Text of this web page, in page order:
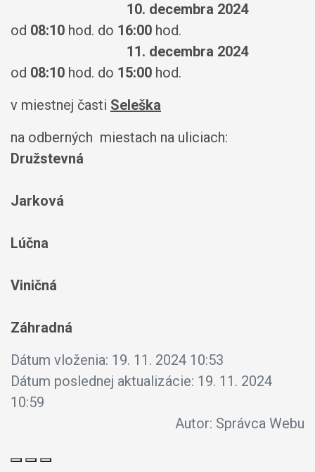
10. decembra 2024
od 08:10 hod. do 16:00 hod.
11. decembra 2024
od 08:10 hod. do 15:00 hod.
v miestnej časti Seleška
na odberných miestach na uliciach:
Družstevná
Jarková
Lúčna
Viničná
Záhradná
Dátum vloženia: 19. 11. 2024 10:53
Dátum poslednej aktualizácie: 19. 11. 2024
10:59
Autor: Správca Webu